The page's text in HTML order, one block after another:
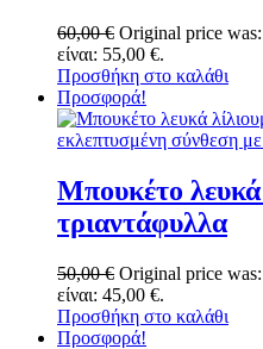
60,00€ Original price
είναι: 55,00 €.
Προσθήκη στο καλάθι
Προσφορά!
Μπουκέτο λευκά
τριαντάφυλλα
50,00€ Original price
είναι: 45,00 €.
Προσθήκη στο καλάθι
Προσφορά!